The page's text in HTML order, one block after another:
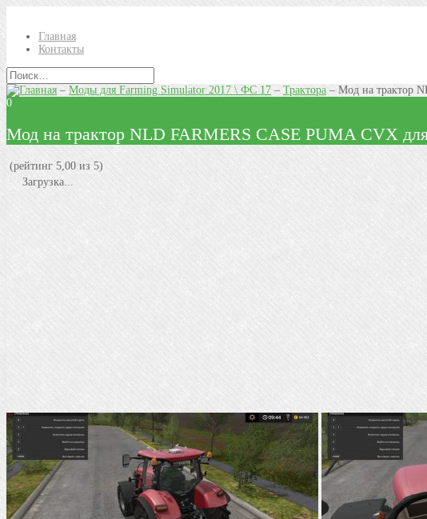
Главная
Контакты
–Моды для Farming Simulator 2017 \ ФС 17– Трактора– Мод на трактор
0
Мод на трактор NLD FARMERS CASE PUMA CVX
(рейтинг 5,00 из 5)
Загрузка...